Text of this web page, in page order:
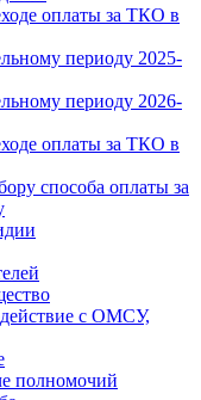
оплаты за ТКО в
периоду 2025-
периоду 2026-
оплаты за ТКО в
способа оплаты за
с ОМСУ,
полномочий